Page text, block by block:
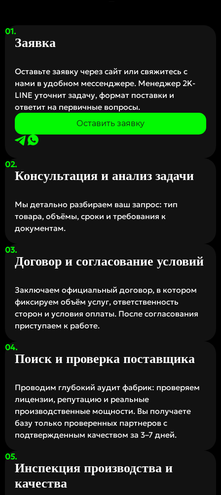
Заявка
Оставьте заявку через сайт или свяжитесь с
нами в удобном мессенджере. Менеджер 2K-
LINE уточнит задачу, формат поставки и
ответит на первичные вопросы.
Оставить заявку
Консультация и анализ задачи
Мы детально разбираем ваш запрос: тип
товара, объёмы, сроки и требования к
документам.
Договор и согласование условий
Заключаем официальный договор, в котором
фиксируем объём услуг, ответственность
сторон и условия оплаты. После согласования
приступаем к работе.
Поиск и проверка поставщика
Проводим глубокий аудит фабрик: проверяем
лицензии, репутацию и реальные
производственные мощности. Вы получаете
базу только проверенных партнеров с
подтвержденным качеством за 3–7 дней.
Инспекция производства и
качества